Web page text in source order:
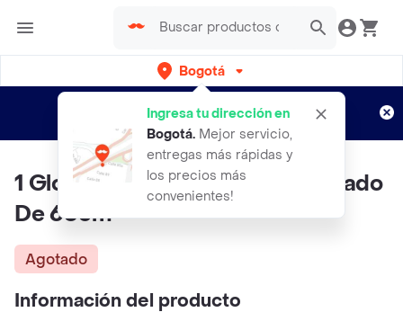
Bogotá
Ingresa tu dirección en
Bogotá. Mejor servicio,
entregas más rápidas y
los precios más
convenientes!
envíos gratis por semanas
Aplican TyC
1 Globo Estrella Metalizado Dorado
De 66cm
Agotado
Información del producto